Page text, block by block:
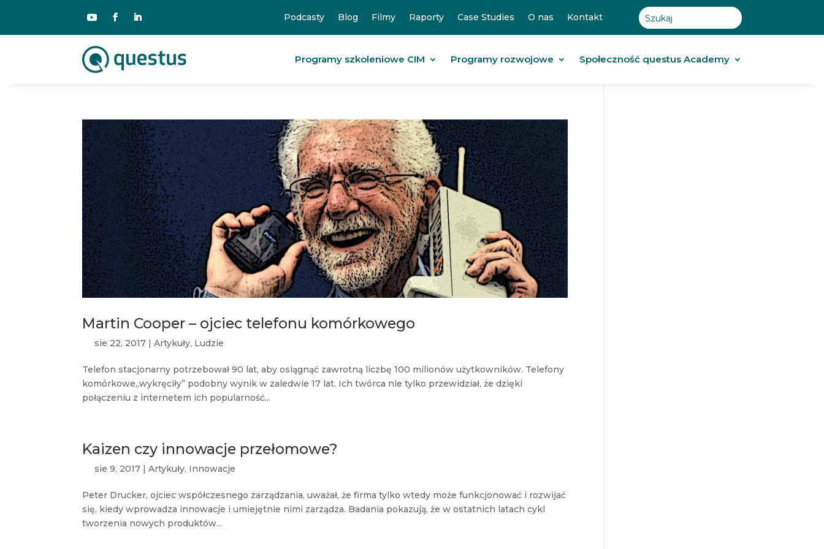
Podcasty Blog Filmy Raporty Case Studies O nas Kontakt
Programy szkoleniowe CIM Programy rozwojowe Społeczność questus Academy
Martin Cooper – ojciec telefonu komórkowego
sie 22, 2017 |Artykuły, Ludzie
Telefon stacjonarny potrzebował 90 lat, aby osiągnąć zawrotną liczbę 100 milionów użytkowników. Telefony
komórkowe„wykręciły” podobny wynik w zaledwie 17 lat. Ich twórca nie tylko przewidział, że dzięki
połączeniu z internetem ich popularność...
Kaizen czy innowacje przełomowe?
sie 9, 2017 |Artykuły, Innowacje
Peter Drucker, ojciec współczesnego zarządzania, uważał, że firma tylko wtedy może funkcjonować i rozwijać
się, kiedy wprowadza innowacje i umiejętnie nimi zarządza. Badania pokazują, że w ostatnich latach cykl
tworzenia nowych produktów...